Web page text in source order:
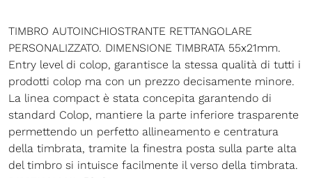
TIMBRO AUTOINCHIOSTRANTE RETTANGOLARE
PERSONALIZZATO. DIMENSIONE TIMBRATA 55x21mm.
Entry level di colop, garantisce la stessa qualità di tutti i
prodotti colop ma con un prezzo decisamente minore.
La linea compact è stata concepita garantendo di
standard Colop, mantiere la parte inferiore trasparente
permettendo un perfetto allineamento e centratura
della timbrata, tramite la finestra posta sulla parte alta
del timbro si intuisce facilmente il verso della timbrata.